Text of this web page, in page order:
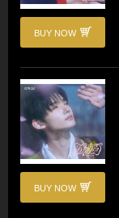
BUY NOW
BUY NOW